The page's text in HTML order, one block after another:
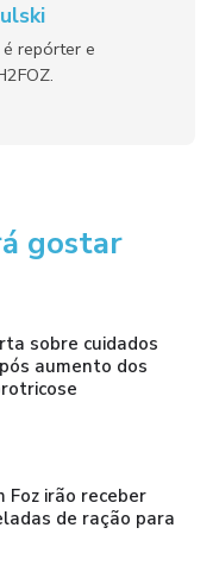
repórter e
gostar
sobre cuidados
aumento dos
irão receber
de ração para